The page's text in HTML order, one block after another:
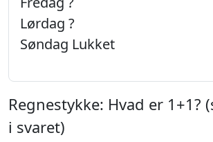
Regnestykke: Hvad er 1+1?
i svaret)